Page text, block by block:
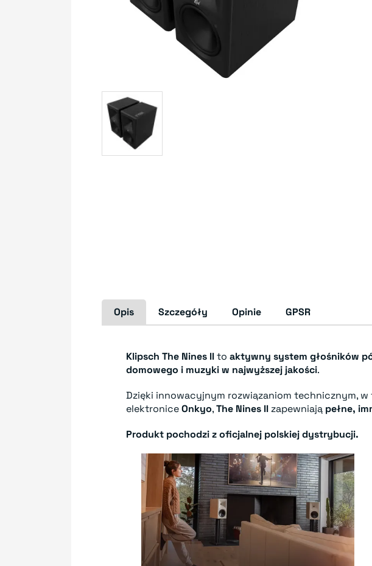
Opis Szczegóły Opinie GPSR
Klipsch The Nines IIto aktywny system głośników
domowego i muzyki w najwyższej jakości.
Dzięki innowacyjnym rozwiązaniom technicznym, w
elektroniceOnkyo,The Nines II zapewniają pełne,
Produkt pochodzi z oficjalnej polskiej dystrybucji.